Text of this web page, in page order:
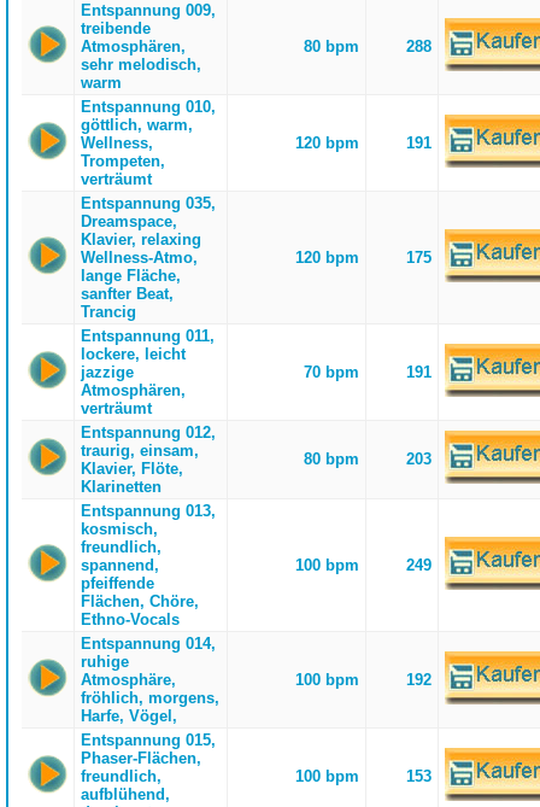
Entspannung 009,
treibende
Atmosphären,
sehr melodisch,
warm
80 bpm 288
Entspannung 010,
göttlich, warm,
Wellness,
Trompeten,
verträumt
120 bpm 191
Entspannung 035,
Dreamspace,
Klavier, relaxing
Wellness-Atmo,
lange Fläche,
sanfter Beat,
Trancig
120 bpm 175
Entspannung 011,
lockere, leicht
jazzige
Atmosphären,
verträumt
70 bpm 191
Entspannung 012,
traurig, einsam,
Klavier, Flöte,
Klarinetten
80 bpm 203
Entspannung 013,
kosmisch,
freundlich,
spannend,
pfeiffende
Flächen, Chöre,
Ethno-Vocals
100 bpm 249
Entspannung 014,
ruhige
Atmosphäre,
fröhlich, morgens,
Harfe, Vögel,
100 bpm 192
Entspannung 015,
Phaser-Flächen,
freundlich,
aufblühend,
100 bpm 153